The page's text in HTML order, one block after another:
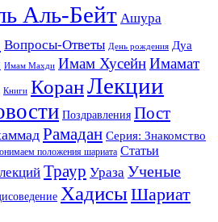
Аль-Бейт Ашура
Вопросы-Ответы День рождения Дуа
Имам Махди Имам ХусейнИмамат
Книги КоранЛекции
Поздравления Пост
Рамадан Серия: Знакомство
положения шариата Статьи
Траур Ураза Ученые
ХадисыШариат